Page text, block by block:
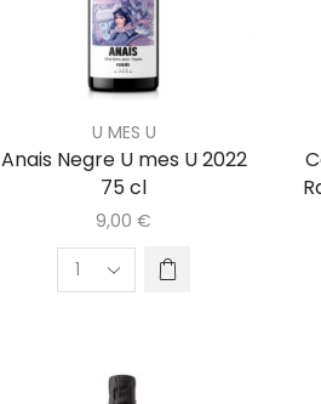
U MES U
Anais Negre U mes U 2022
75 cl
9,00 €